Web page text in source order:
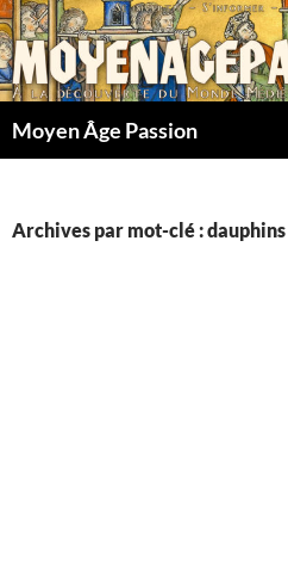
Aller
au
contenu
Moyen Âge Passion
Archives par mot-clé :